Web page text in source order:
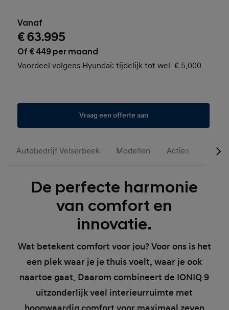
Vanaf
€ 63.995
Of € 449 per maand
Voordeel volgens Hyundai: tijdelijk tot wel € 5.000
Vraag een offerte aan
Autobedrijf Velserbeek Modellen Acties
De perfecte harmonie
van comfort en
innovatie.
Wat betekent comfort voor jou? Voor ons is het
een plek waar je je thuis voelt, waar je ook
naartoe gaat. Daarom combineert de IONIQ 9
uitzonderlijk veel interieurruimte met